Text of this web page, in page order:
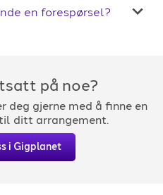
en forespørsel?
på noe?
deg gjerne med å finne en
ditt arrangement.
i Gigplanet